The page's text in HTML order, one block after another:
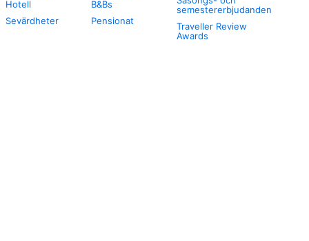
Hotell
Sevärdheter
B&Bs
Pensionat
semestererbjudanden
Traveller Review
Awards